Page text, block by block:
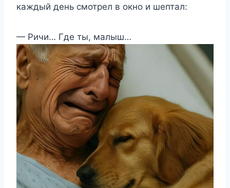
каждый день смотрел в окно и шептал:
— Ричи… Где ты, малыш…